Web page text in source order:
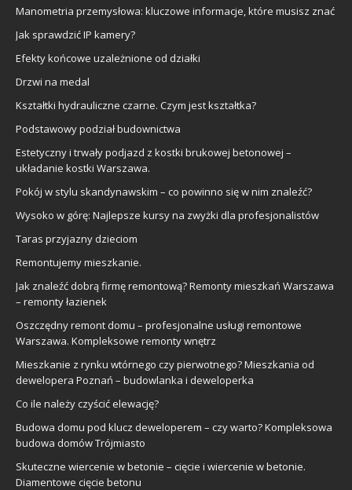
Manometria przemysłowa: kluczowe informacje, które musisz znać
Jak sprawdzić IP kamery?
Efekty końcowe uzależnione od działki
Drzwi na medal
Kształtki hydrauliczne czarne. Czym jest kształtka?
Podstawowy podział budownictwa
Estetyczny i trwały podjazd z kostki brukowej betonowej –
układanie kostki Warszawa.
Pokój w stylu skandynawskim – co powinno się w nim znaleźć?
Wysoko w górę: Najlepsze kursy na zwyżki dla profesjonalistów
Taras przyjazny dzieciom
Remontujemy mieszkanie.
Jak znaleźć dobrą firmę remontową? Remonty mieszkań Warszawa
– remonty łazienek
Oszczędny remont domu – profesjonalne usługi remontowe
Warszawa. Kompleksowe remonty wnętrz
Mieszkanie z rynku wtórnego czy pierwotnego? Mieszkania od
dewelopera Poznań – budowlanka i deweloperka
Co ile należy czyścić elewację?
Budowa domu pod klucz deweloperem – czy warto? Kompleksowa
budowa domów Trójmiasto
Skuteczne wiercenie w betonie – cięcie i wiercenie w betonie.
Diamentowe cięcie betonu